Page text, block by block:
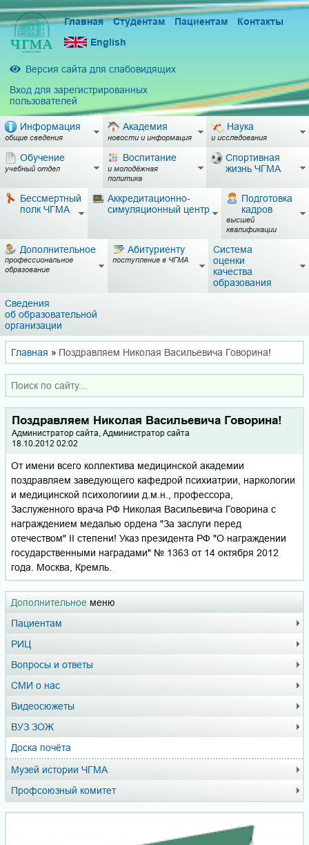
Главная Студентам Пациентам
Контакты
English
Версия сайта для слабовидящих
Вход для зарегистрированных
пользователей
Информация
общие сведения
Академия
новости и информация
Наука
и исследования
Обучение
учебный отдел
Воспитание
и молодёжная
политика
Спортивная
жизнь ЧГМА
Бессмертный
полк ЧГМА
Аккредитационно-
симуляционный центр
Подготовка
кадров
высшей
квалификации
Дополнительное
профессиональное
образование
Абитуриенту
поступление в ЧГМА
Система
оценки
качества
образования
Сведения
об образовательной
организации
Главная » Поздравляем Николая Васильевича Говорина!
Дополнительное меню
Пациентам
РИЦ
Вопросы и ответы
СМИ о нас
Видеосюжеты
ВУЗ ЗОЖ
Доска почёта
Музей истории ЧГМА
Профсоюзный комитет
Поздравляем Николая Васильевича Говорина!
Администратор сайта, Администратор сайта
18.10.2012 02:02
От имени всего коллектива медицинской академии
поздравляем заведующего кафедрой психиатрии, наркологии
и медицинской психологиии д.м.н., профессора,
Заслуженного врача РФ Николая Васильевича Говорина с
награждением медалью ордена "За заслуги перед
отечеством" II степени! Указ президента РФ "О награждении
государственными наградами" № 1363 от 14 октября 2012
года. Москва, Кремль.